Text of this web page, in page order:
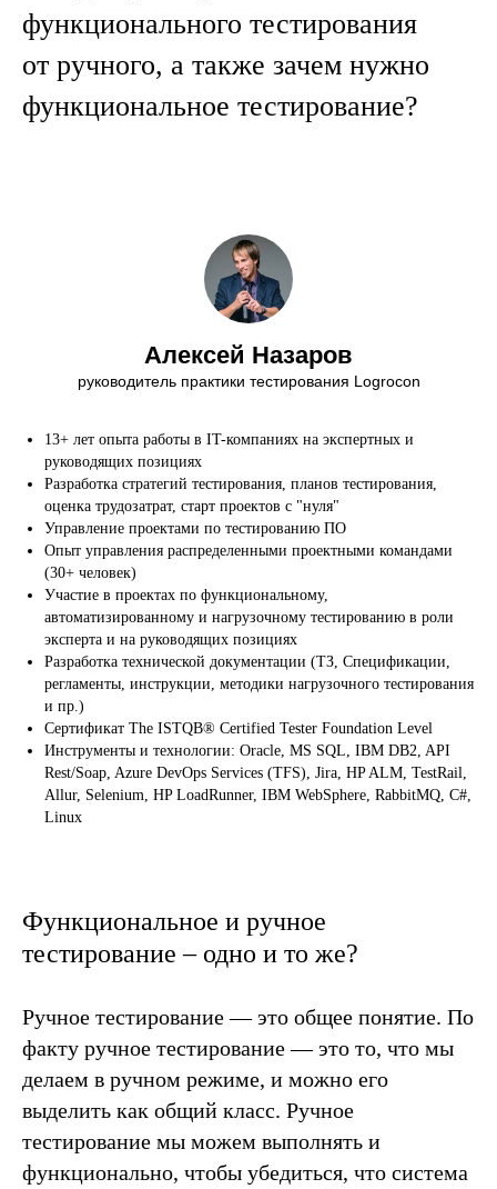
функционального тестирования
от ручного, а также зачем нужно
функциональное тестирование?
Алексей Назаров
руководитель практики тестирования Logrocon
13+ лет опыта работы в IT-компаниях на экспертных и
руководящих позициях
Разработка стратегий тестирования, планов тестирования,
оценка трудозатрат, старт проектов с "нуля"
Управление проектами по тестированию ПО
Опыт управления распределенными проектными командами
(30+ человек)
Участие в проектах по функциональному,
автоматизированному и нагрузочному тестированию в роли
эксперта и на руководящих позициях
Разработка технической документации (ТЗ, Спецификации,
регламенты, инструкции, методики нагрузочного тестирования
и пр.)
Сертификат The ISTQB® Certified Tester Foundation Level
Инструменты и технологии: Oracle, MS SQL, IBM DB2, API
Rest/Soap, Azure DevOps Services (TFS), Jira, HP ALM, TestRail,
Allur, Selenium, HP LoadRunner, IBM WebSphere, RabbitMQ, C#,
Linux
Функциональное и ручное
тестирование – одно и то же?
Ручное тестирование — это общее понятие. По
факту ручное тестирование — это то, что мы
делаем в ручном режиме, и можно его
выделить как общий класс. Ручное
тестирование мы можем выполнять и
функционально, чтобы убедиться, что система